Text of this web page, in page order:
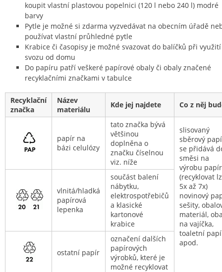
koupit vlastní plastovou popelnici (120 l nebo 240 l) modré
barvy
Pytle je možné si zdarma vyzvedávat na obecním úřadě
používat vlastní průhledné pytle
Krabice či časopisy je možné svazovat do balíčků při využití
svozu od domu
Do papíru patří veškeré papírové obaly či obaly značené
recyklačními značkami v tabulce
Recyklační
značka
Název
materiálu
Kde jej najdete Co z něj
papír na
bázi celulózy
tato značka bývá
většinou
doplněna o
značku číselnou
viz. níže
slisovaný
sběrový
se přidává
směsi na
výrobu
(recyklovat
5x až 7x)
novinový
sešity,
materiál,
na vajíčka,
toaletní
apod.
vlnitá/hladká
papírová
lepenka
součást balení
nábytku,
elektrospotřebičů
a klasické
kartonové
krabice
ostatní papír
označení dalších
papírových
výrobků, které je
možné recyklovat